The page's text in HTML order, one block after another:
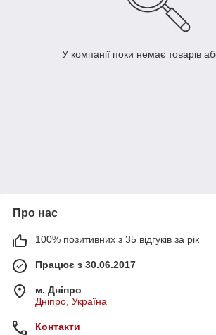
У компанії поки немає товарів
Про нас
100% позитивних з 35 відгуків за рік
Працює з 30.06.2017
м. Дніпро
Дніпро, Україна
Контакти